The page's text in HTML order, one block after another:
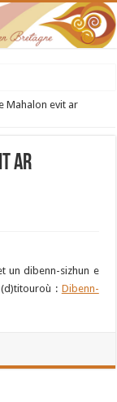
chrétienne
Mahalon evit ar
ar
un dibenn-sizhun e
: Dibenn-